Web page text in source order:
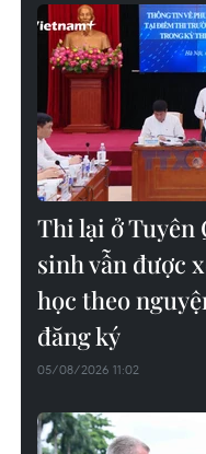
Thi lại ở Tuyên
sinh vẫn được
học theo
đăng ký
05/08/2026 11:02